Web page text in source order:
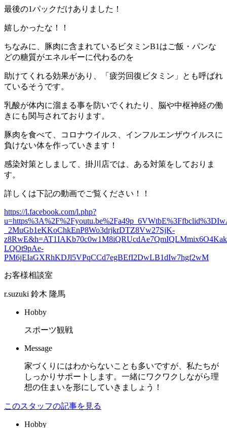
最後の1パックだけありました！
嬉しかったな！！
ちなみに、豚肉に含まれているビタミンB1はご飯・パンな
どの糖質がエネルギーに代わるのを
助けてくれる効果があり、「疲労回復ビタミン」とも呼ばれ
ているそうです。
乳酸が体内に溜まる事を防いでくれたり、脳や中枢神経の働
きにも関与されております。
豚肉を食べて、コロナウイルス、インフルエンザウイルスに
負けない体を作っていきます！
感染対策としまして、掛川店では、ある対策をしておりま
す。
詳しくは下記の動画でご覧ください！！
https://l.facebook.com/l.php?
_2MuGb1eKKoChkEnP8Wo3drjkrDTZ8Vw27SjK-
LQOt9pAe-
PM6jEIaGXRhKDJl5VPqCCd7egBEfI2DwLB1dIw7hgf2wM
お客様相談室
r.suzuki 鈴木 隆馬
Hobby
スポーツ観戦
Message
家づくりにはわからないことも多いですが、私たちが
しっかりサポートします。一緒にワクワクしながら理
想の住まいを形にしていきましょう！
このスタッフの記事を見る
Hobby